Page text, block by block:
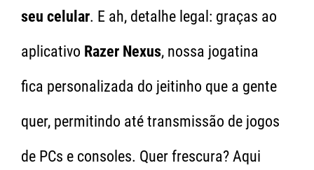
seu celular. E ah, detalhe legal: graças ao
aplicativo Razer Nexus, nossa jogatina
fica personalizada do jeitinho que a gente
quer, permitindo até transmissão de jogos
de PCs e consoles. Quer frescura? Aqui